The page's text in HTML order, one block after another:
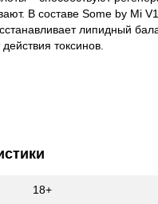
В составе Some by Mi
липидный
действия токсинов.
18+